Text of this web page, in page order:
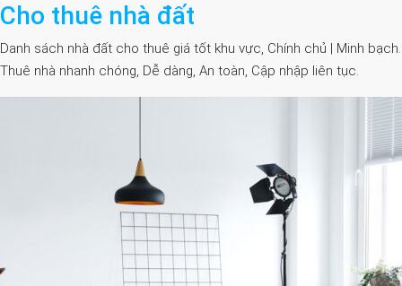
Cho thuê nhà đất
Danh sách nhà đất cho thuê giá tốt khu vực, Chính chủ | Minh bạch.
Thuê nhà nhanh chóng, Dễ dàng, An toàn, Cập nhập liên tục.